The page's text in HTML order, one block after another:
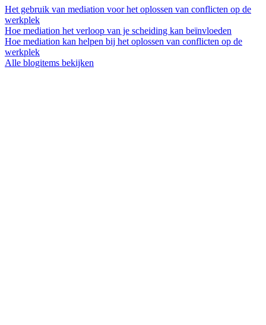
Het gebruik van mediation voor het oplossen van conflicten op de
werkplek
Hoe mediation het verloop van je scheiding kan beïnvloeden
Hoe mediation kan helpen bij het oplossen van conflicten op de
werkplek
Alle blogitems bekijken